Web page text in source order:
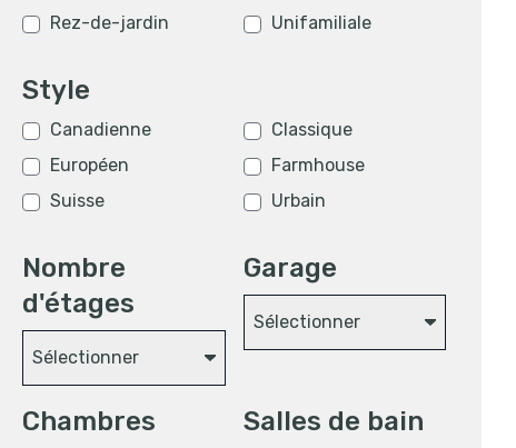
Rez-de-jardin
Unifamiliale
Style
Canadienne
Classique
Européen
Farmhouse
Suisse
Urbain
Nombre
d'étages
Sélectionner
Garage
Sélectionner
Chambres Salles de bain